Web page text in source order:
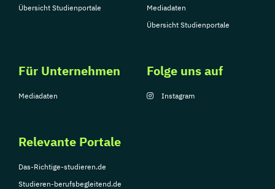
Übersicht Studienportale
Mediadaten
Übersicht Studienportale
Für Unternehmen
Mediadaten
Relevante Portale
Das-Richtige-studieren.de
Studieren-berufsbegleitend.de
Folge uns auf
Instagram